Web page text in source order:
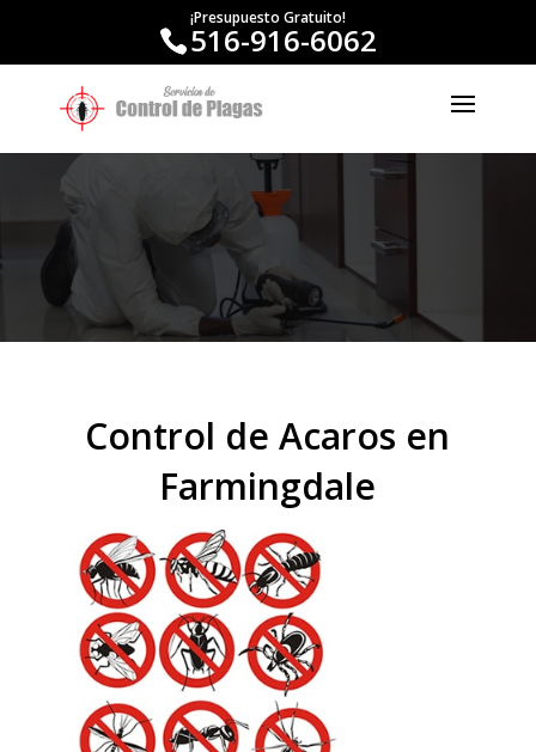
¡Presupuesto Gratuito!
516-916-6062
Control de Acaros en
Farmingdale